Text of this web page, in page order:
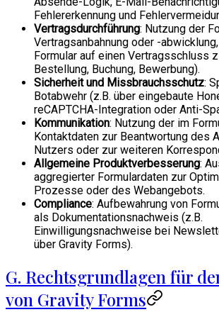
Fehlererkennung und
Vertragsdurchführung: Nutzung der
Vertragsanbahnung oder -
Formular auf einen Vertragsschluss
Bestellung, Buchung, Bewerbung).
Sicherheit und Missbrauchsschutz:
Botabwehr (z.B. über eingebaute
reCAPTCHA-Integration oder Anti-
Kommunikation: Nutzung der im
Kontaktdaten zur Beantwortung des
Nutzers oder zur weiteren
Allgemeine Produktverbesserung:
aggregierter Formulardaten zur
Prozesse oder des Webangebots.
Compliance: Aufbewahrung von
als Dokumentationsnachweis (z.B.
Einwilligungsnachweise bei
über Gravity Forms).
G. Rechtsgrundlagen für
von Gravity Forms